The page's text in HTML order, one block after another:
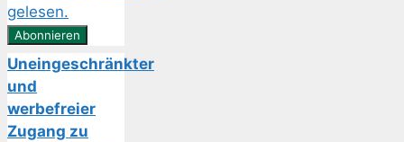
gelesen.
Uneingeschränkter
und
werbefreier
Zugang zu